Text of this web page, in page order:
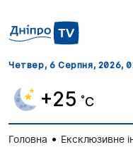
Четвер, 6 Серпня, 2026,
+25 ˚C
Головна • Ексклюзивне